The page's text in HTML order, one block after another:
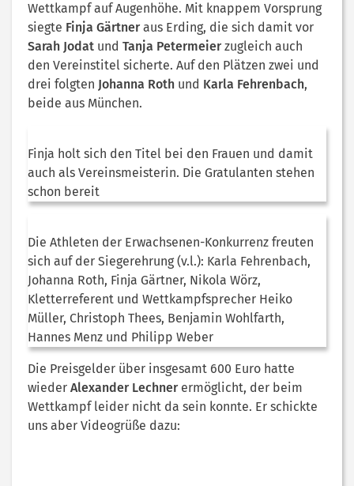
Wettkampf auf Augenhöhe. Mit knappem Vorsprung
siegte Finja Gärtneraus Erding, die sich damit vor
Sarah Jodat und Tanja Petermeierzugleich auch
den Vereinstitel sicherte. Auf den Plätzen zwei und
drei folgten Johanna Roth und Karla Fehrenbach,
beide aus München.
Finja holt sich den Titel bei den Frauen und damit
auch als Vereinsmeisterin. Die Gratulanten stehen
schon bereit
Die Athleten der Erwachsenen-Konkurrenz freuten
sich auf der Siegerehrung (v.l.): Karla Fehrenbach,
Johanna Roth, Finja Gärtner, Nikola Wörz,
Kletterreferent und Wettkampfsprecher Heiko
Müller, Christoph Thees, Benjamin Wohlfarth,
Hannes Menz und Philipp Weber
Die Preisgelder über insgesamt 600 Euro hatte
wieder Alexander Lechnerermöglicht, der beim
Wettkampf leider nicht da sein konnte. Er schickte
uns aber Videogrüße dazu: